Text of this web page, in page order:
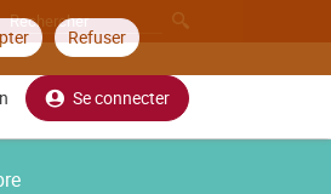
Refuser
Se connecter